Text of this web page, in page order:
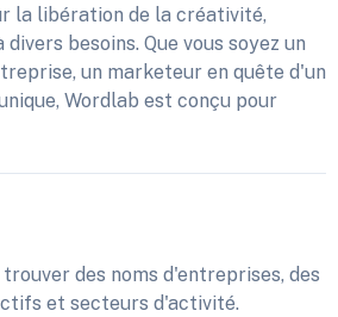
la libération de la créativité,
besoins. Que vous soyez un
un marketeur en quête d'un
Wordlab est conçu pour
des noms d'entreprises, des
et secteurs d'activité.